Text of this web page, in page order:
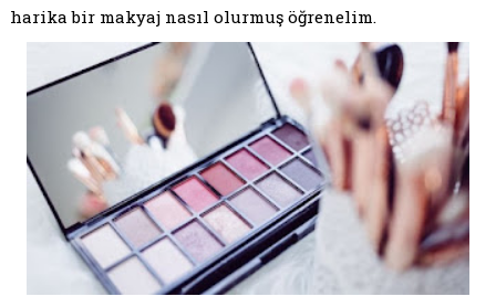
harika bir makyaj nasıl olurmuş öğrenelim.